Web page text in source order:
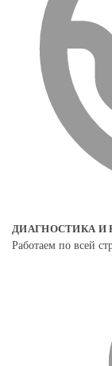
ДИАГНОСТИКА
Работаем по всей